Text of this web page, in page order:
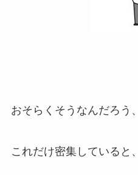
おそらくそうなんだろう
これだけ密集していると